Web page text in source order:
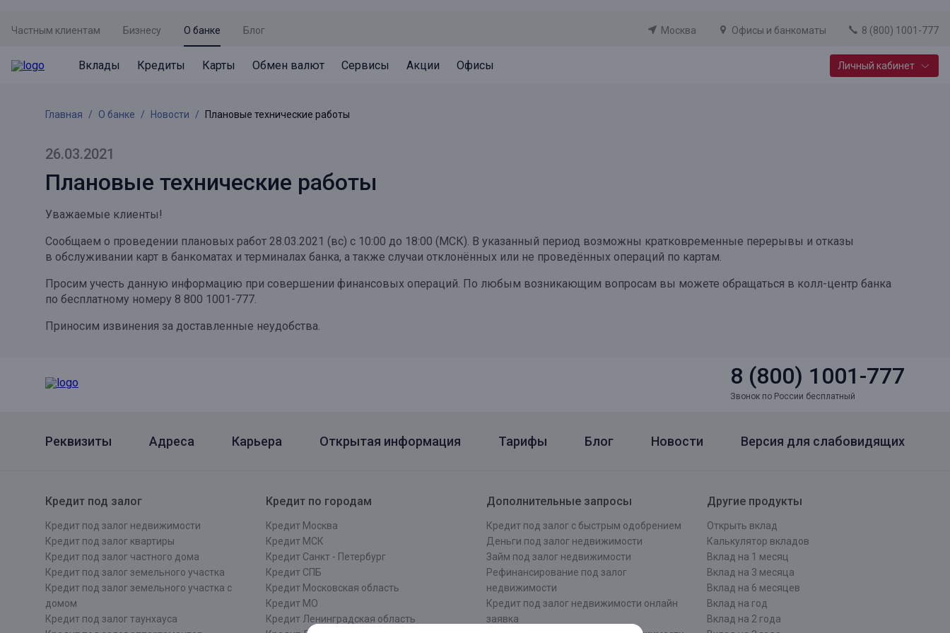
Частным клиентам Бизнесу О банке Блог Москва Офисы и банкоматы 8 (800) 1001-777
Вклады
Не упусти момент
Просто вклад
Накопительный
Фиксируй доход
Новый старт
Валютный плюс
Онлайн
Система страхования вкладов
Архив вкладов
Кредиты
Кредит под залог недвижимости
Рефинансирование
Кредит на автомобиль
Все кредиты
Привилегии для клиентов
Реструктуризация
Подбор новой недвижимости
Карты
Дебетовая карта с пакетом услуг
Премиальная карта Mir Supreme
Пенсионная карта
Все карты
Документы
Кешбэк
Обмен валют
Курсы валют
Бронирование валюты
Курсы валют ЦБ
Сервисы
Оплата кредита
Оценка недвижимости
Подбор новой недвижимости
Mir Pay
Госуслуги
Регистрация в ЕБС
Удаленная идентификация
Подтверждение согласия через Госуслуги
Акции
Акция «Приведи друга»
Акция «Ставка на бизнес»
Офисы Личный кабинет
Главная О банке Новости Плановые технические работы
26.03.2021
Плановые технические работы
Уважаемые клиенты!
Сообщаем о проведении плановых работ 28.03.2021 (вс) с 10:00 до 18:00 (МСК). В указанный период возможны кратковременные перерывы и отказы
в обслуживании карт в банкоматах и терминалах банка, а также случаи отклонённых или не проведённых операций по картам.
Просим учесть данную информацию при совершении финансовых операций. По любым возникающим вопросам вы можете обращаться в колл-центр банка
по бесплатному номеру 8 800 1001-777.
Приносим извинения за доставленные неудобства.
8 (800) 1001-777
Звонок по России бесплатный
Реквизиты Адреса Карьера Открытая информация Тарифы Блог Новости Версия для слабовидящих
Кредит под залог
Кредит под залог недвижимости
Кредит под залог квартиры
Кредит под залог частного дома
Кредит под залог земельного участка
Кредит под залог земельного участка с
домом
Кредит под залог таунхауса
Кредит по городам
Кредит Москва
Кредит МСК
Кредит Санкт - Петербург
Кредит СПБ
Кредит Московская область
Кредит МО
Кредит Ленинградская область
Дополнительные запросы
Кредит под залог с быстрым одобрением
Деньги под залог недвижимости
Займ под залог недвижимости
Рефинансирование под залог
недвижимости
Кредит под залог недвижимости онлайн
заявка
Другие продукты
Открыть вклад
Калькулятор вкладов
Вклад на 1 месяц
Вклад на 3 месяца
Вклад на 6 месяцев
Вклад на год
Вклад на 2 года